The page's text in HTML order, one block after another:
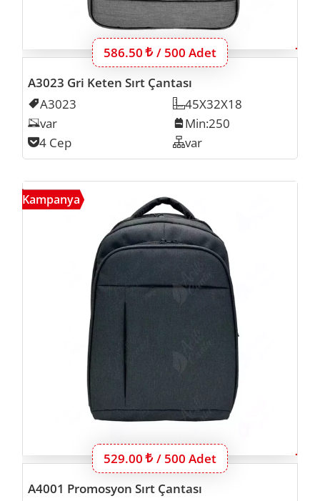
Bu ürünün 500 adet için fiyatı:
586.50 Lira
/ 500 Adet
A3023 Gri Keten Sırt Çantası
Kodu
A3023 Ölçü
45X32X18
Laptop Inch
var Min. İmalat
Min:250
Cep Sayısı
4 Cep Organizer
var
Kampanya
Bu ürünün 500 adet için fiyatı:
529.00 Lira
/ 500 Adet
A4001 Promosyon Sırt Çantası